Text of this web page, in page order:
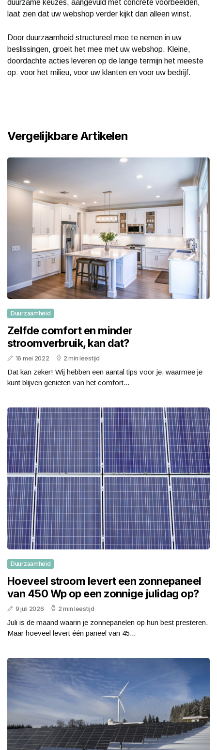
duurzame keuzes, aangevuld met concrete voorbeelden,
laat zien dat uw webshop verder kijkt dan alleen winst.
Door duurzaamheid structureel mee te nemen in uw
beslissingen, groeit het mee met uw webshop. Kleine,
doordachte acties leveren op de lange termijn het meeste
op: voor het milieu, voor uw klanten en voor uw bedrijf.
Vergelijkbare Artikelen
Duurzaamheid
Zelfde comfort en minder
stroomverbruik, kan dat?
16 mei 2022 2 min leestijd
Dat kan zeker! Wij hebben een aantal tips voor je, waarmee je
kunt blijven genieten van het comfort...
Duurzaamheid
Hoeveel stroom levert een zonnepaneel
van 450 Wp op een zonnige julidag op?
9 juli 2026 2 min leestijd
Juli is de maand waarin je zonnepanelen op hun best presteren.
Maar hoeveel levert één paneel van 45...